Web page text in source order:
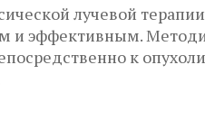
лучевой
и эффективным.
к